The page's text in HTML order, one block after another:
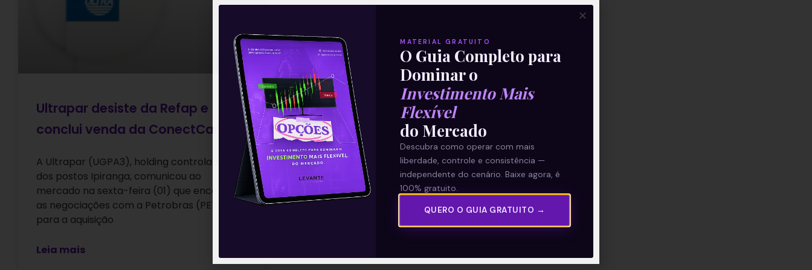
Ultrapar desiste da Refap e
conclui venda da ConectCar
A Ultrapar (UGPA3), holding controladora
dos postos Ipiranga, comunicou ao
mercado na sexta-feira (01) que encerrou
as negociações com a Petrobras (PETR4)
para a aquisição
Leia mais
MATERIAL GRATUITO
O Guia Completo para
Dominar o
Investimento Mais
Flexível
do Mercado
Descubra como operar com mais
liberdade, controle e consistência —
independente do cenário. Baixe agora, é
100% gratuito.
QUERO O GUIA GRATUITO →